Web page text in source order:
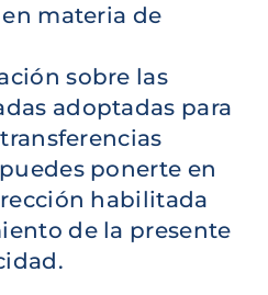
materia de
sobre las
adoptadas para
ponerte en
habilitada
de la presente